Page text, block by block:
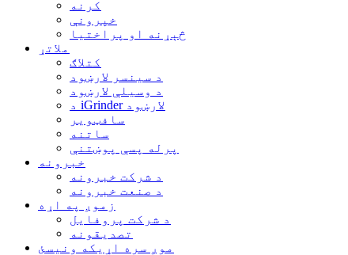
کرنه
خپرونې
څېړنه او پراختیا
ملاتړ
کتلاګ
د سینسر لارښود
د وسیلې لارښود
د iGrinder لارښود
سافټویر
ساتنه
پرله پسې پوښتنې
خبرونه
د شرکت خبرونه
د صنعت خبرونه
زموږ په اړه
د شرکت پروفایل
تصدیقونه
موږ سره اړیکه ونیسئ